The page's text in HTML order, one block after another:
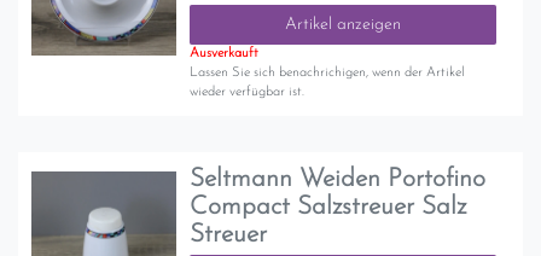
Artikel anzeigen
Ausverkauft
Lassen Sie sich benachrichigen, wenn der Artikel
wieder verfügbar ist.
Seltmann Weiden Portofino
Compact Salzstreuer Salz
Streuer